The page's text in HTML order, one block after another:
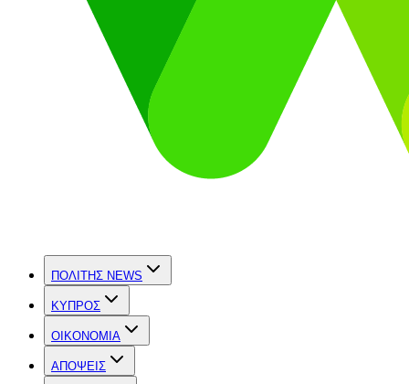
ΠΟΛΙΤΗΣ NEWS
ΚΥΠΡΟΣ
OIKONOMIA
ΑΠΟΨΕΙΣ